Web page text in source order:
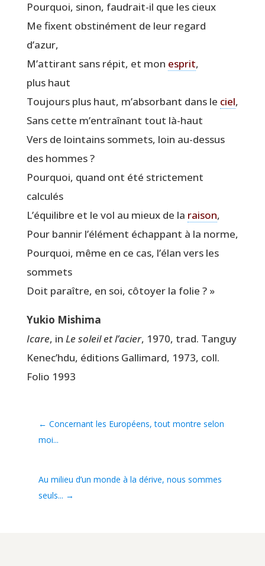
Pour­quoi, sinon, fau­drait-il que les cieux
Me fixent obs­ti­né­ment de leur regard
d’azur,
M’attirant sans répit, et mon esprit,
plus haut
Tou­jours plus haut, m’absorbant dans le ciel,
Sans cette m’entraînant tout là-haut
Vers de loin­tains som­mets, loin au-des­sus
des hommes ?
Pour­quoi, quand ont été stric­te­ment
calculés
L’équilibre et le vol au mieux de la rai­son,
Pour ban­nir l’élément échap­pant à la norme,
Pour­quoi, même en ce cas, l’élan vers les
sommets
Doit paraître, en soi, côtoyer la folie ? »
Yukio Mishi­ma
Icare, in Le soleil et l’acier, 1970, trad. Tan­guy
Kenec’h­du, édi­tions Gal­li­mard, 1973, coll.
Folio 1993
← Concernant les Européens, tout montre selon
moi...
Au milieu d’un monde à la dérive, nous sommes
seuls... →